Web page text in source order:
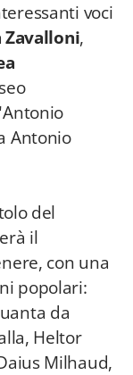
voci
Zavalloni,
Antonio
del
il
con una
popolari:
da
Heltor
Milhaud,